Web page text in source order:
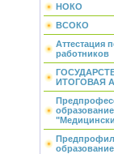
НОКО
ВСОКО
Аттестация
работников
ИТОГОВАЯ